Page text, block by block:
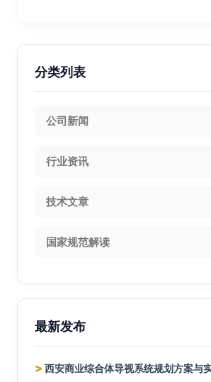
分类列表
公司新闻
行业资讯
技术文章
国家规范解读
最新发布
> 西安商业综合体导视系统规划方案与实